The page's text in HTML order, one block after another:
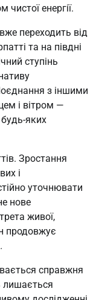
енергії.
переходить від
та на півдні
ступінь
з іншими
і вітром —
будь-яких
Зростання
і
уточнювати
нове
живої,
продовжує
справжня
лишається